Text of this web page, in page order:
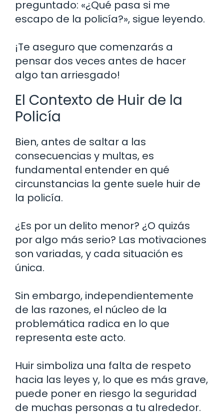
preguntado: «¿Qué pasa si me
escapo de la policía?», sigue leyendo.
¡Te aseguro que comenzarás a
pensar dos veces antes de hacer
algo tan arriesgado!
El Contexto de Huir de la
Policía
Bien, antes de saltar a las
consecuencias y multas, es
fundamental entender en qué
circunstancias la gente suele huir de
la policía.
¿Es por un delito menor? ¿O quizás
por algo más serio? Las motivaciones
son variadas, y cada situación es
única.
Sin embargo, independientemente
de las razones, el núcleo de la
problemática radica en lo que
representa este acto.
Huir simboliza una falta de respeto
hacia las leyes y, lo que es más grave,
puede poner en riesgo la seguridad
de muchas personas a tu alrededor.